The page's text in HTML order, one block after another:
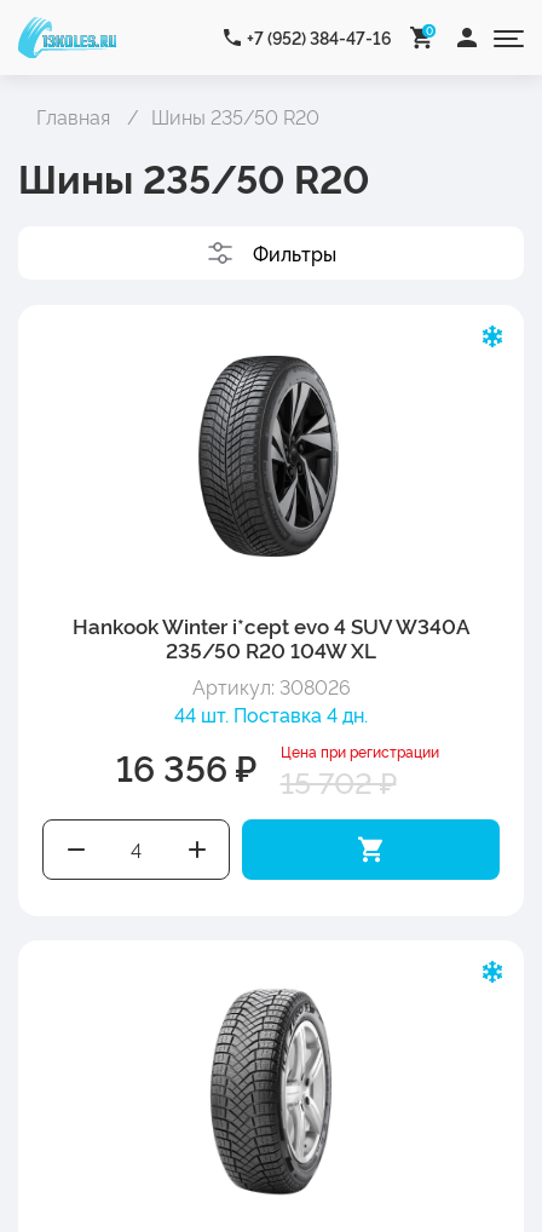
+7 (952) 384-47-16 0
Главная Шины 235/50 R20
Шины 235/50 R20
Фильтры
Hankook Winter i*cept evo 4 SUV W340A
235/50 R20 104W XL
Артикул: 308026
44 шт. Поставка 4 дн.
16 356 ₽ Цена при регистрации
15 702 ₽